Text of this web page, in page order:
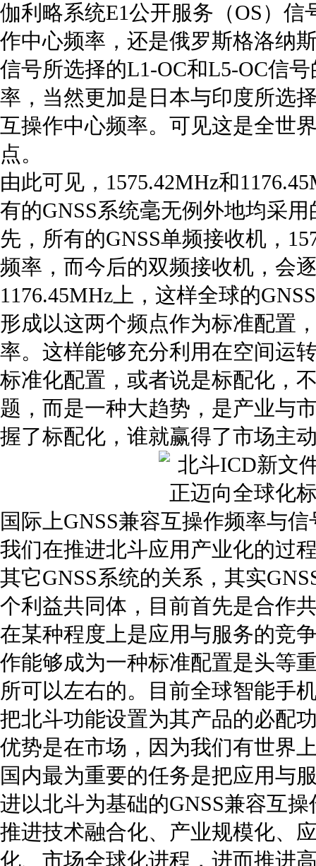
伽利略系统E1公开服务（OS）信
作中心频率，还是俄罗斯格洛纳
信号所选择的L1-OC和L5-OC信
率，当然更加是日本与印度所选
互操作中心频率。可见这是全世
点。
由此可见，1575.42MHz和
有的GNSS系统毫无例外地均采
先，所有的GNSS单频接收机，
频率，而今后的双频接收机，会
1176.45MHz上，这样全球的
形成以这两个频点作为标准配置
率。这样能够充分利用在空间运
标准化配置，或者说是标配化，
题，而是一种大趋势，是产业与
握了标配化，谁就赢得了市场主
国际上GNSS兼容互操作频率与
我们在推进北斗应用产业化的过
其它GNSS系统的关系，其实
个利益共同体，目前首先是合作
在某种程度上是应用与服务的竞
作能够成为一种标准配置是头等
所可以左右的。目前全球智能手
把北斗功能设置为其产品的必配
优势是在市场，因为我们有世界
国内最为重要的任务是把应用与
进以北斗为基础的GNSS兼容互
推进技术融合化、产业规模化、
化、市场全球化进程，进而推进